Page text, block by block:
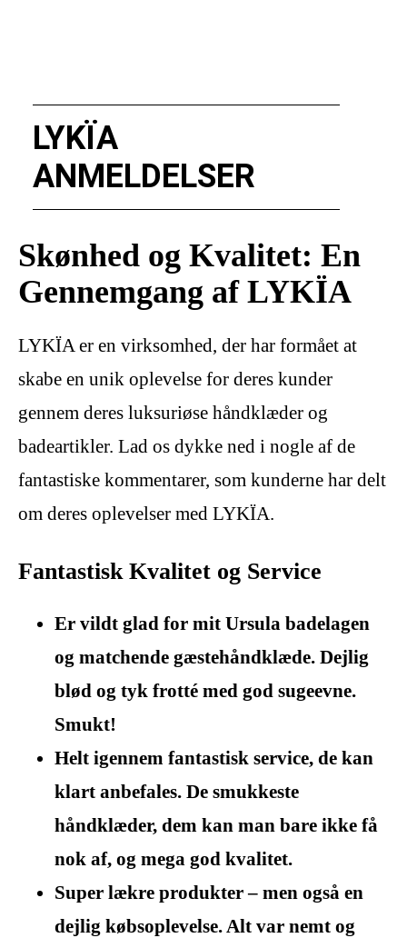
LYKÏA
ANMELDELSER
Skønhed og Kvalitet: En
Gennemgang af LYKÏA
LYKÏA er en virksomhed, der har formået at
skabe en unik oplevelse for deres kunder
gennem deres luksuriøse håndklæder og
badeartikler. Lad os dykke ned i nogle af de
fantastiske kommentarer, som kunderne har delt
om deres oplevelser med LYKÏA.
Fantastisk Kvalitet og Service
Er vildt glad for mit Ursula badelagen
og matchende gæstehåndklæde. Dejlig
blød og tyk frotté med god sugeevne.
Smukt!
Helt igennem fantastisk service, de kan
klart anbefales. De smukkeste
håndklæder, dem kan man bare ikke få
nok af, og mega god kvalitet.
Super lækre produkter – men også en
dejlig købsoplevelse. Alt var nemt og